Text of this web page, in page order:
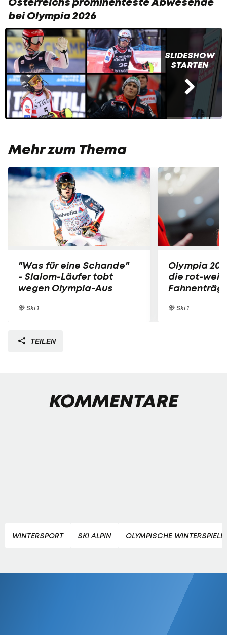
bei Olympia 2026
SLIDESHOW
STARTEN
Mehr zum Thema
"Was für eine Schande"
- Slalom-Läufer tobt
wegen Olympia-Aus
Ski 1
Olympia
die rot-
Ski 1
TEILEN
KOMMENTARE
WINTERSPORT SKI ALPIN OLYMPISCHE WINTERSPIELE